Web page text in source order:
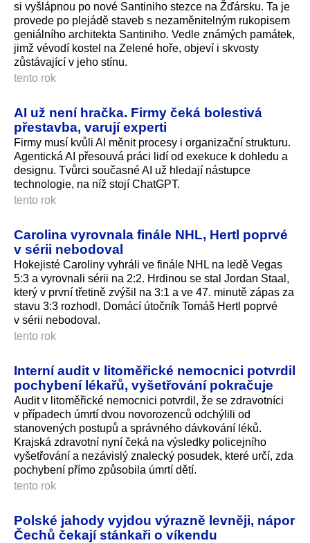
si vyšlápnou po nové Santiniho stezce na Žďársku. Ta je
provede po plejádě staveb s nezaměnitelným rukopisem
geniálního architekta Santiniho. Vedle známých památek,
jimž vévodí kostel na Zelené hoře, objeví i skvosty
zůstávající v jeho stínu.
tento rok
AI už není hračka. Firmy čeká bolestivá
přestavba, varují experti
Firmy musí kvůli AI měnit procesy i organizační strukturu.
Agentická AI přesouvá práci lidí od exekuce k dohledu a
designu. Tvůrci současné AI už hledají nástupce
technologie, na níž stojí ChatGPT.
tento rok
Carolina vyrovnala finále NHL, Hertl poprvé
v sérii nebodoval
Hokejisté Caroliny vyhráli ve finále NHL na ledě Vegas
5:3 a vyrovnali sérii na 2:2. Hrdinou se stal Jordan Staal,
který v první třetině zvýšil na 3:1 a ve 47. minutě zápas za
stavu 3:3 rozhodl. Domácí útočník Tomáš Hertl poprvé
v sérii nebodoval.
tento rok
Interní audit v litoměřické nemocnici potvrdil
pochybení lékařů, vyšetřování pokračuje
Audit v litoměřické nemocnici potvrdil, že se zdravotníci
v případech úmrtí dvou novorozenců odchýlili od
stanovených postupů a správného dávkování léků.
Krajská zdravotní nyní čeká na výsledky policejního
vyšetřování a nezávislý znalecký posudek, které určí, zda
pochybení přímo způsobila úmrtí dětí.
tento rok
Polské jahody vyjdou výrazně levněji, nápor
Čechů čekají stánkaři o víkendu